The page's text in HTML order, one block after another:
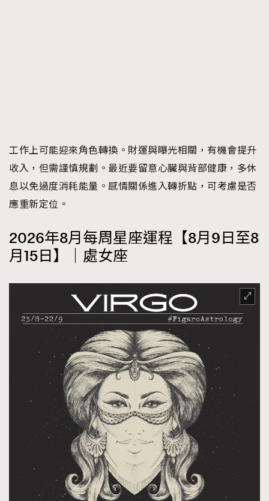
工作上可能迎來角色轉換。財運與曝光相關，有機會提升
收入，但需謹慎規劃。最近要留意心臟與背部健康，多休
息以免過度消耗能量。感情關係進入轉折點，可考慮是否
應重新定位。
2026年8月每周星座運程【8月9日至8
月15日】｜處女座